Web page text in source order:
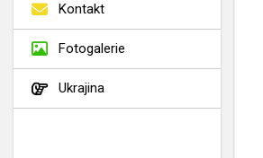
Kontakt
Fotogalerie
Ukrajina